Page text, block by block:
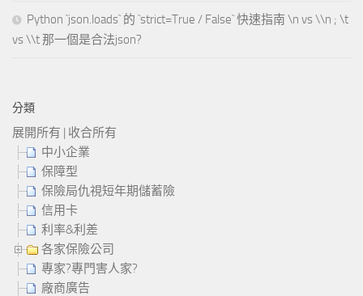
Python `json.loads` 的 `strict=True / False` 快速指南 \n vs \\n ; \t
vs \\t 那一個是合法json?
分類
展開所有 | 收合所有
中小企業
保障型
保險局仇視短年期儲蓄險
信用卡
利率&利差
各家保險公司
專家?專門害人家?
廠商廣告